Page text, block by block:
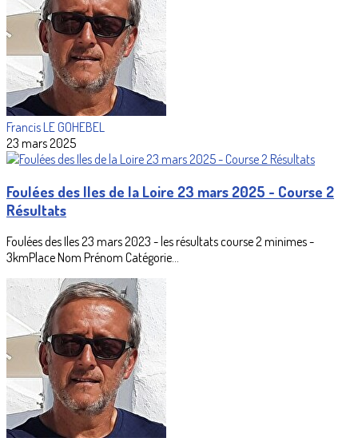
Francis LE GOHEBEL
23 mars 2025
Foulées des Iles de la Loire 23 mars 2025 - Course 2
Résultats
Foulées des Iles 23 mars 2023 - les résultats course 2 minimes -
3kmPlace Nom Prénom Catégorie...